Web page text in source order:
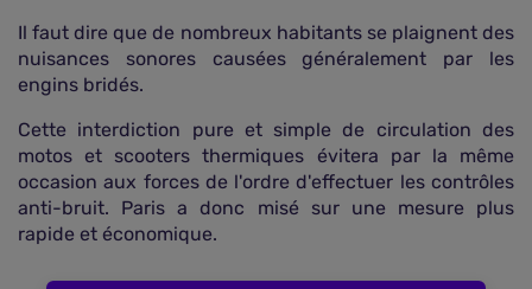
Il faut dire que de nombreux habitants se plaignent des
nuisances sonores causées généralement par les
engins bridés.
Cette interdiction pure et simple de circulation des
motos et scooters thermiques évitera par la même
occasion aux forces de l'ordre d'effectuer les contrôles
anti-bruit. Paris a donc misé sur une mesure plus
rapide et économique.